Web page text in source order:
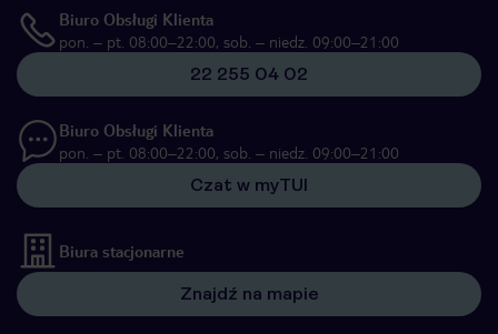
Biuro Obsługi Klienta
pon. – pt. 08:00–22:00, sob. – niedz. 09:00–21:00
22 255 04 02
Biuro Obsługi Klienta
pon. – pt. 08:00–22:00, sob. – niedz. 09:00–21:00
Czat w myTUI
Biura stacjonarne
Znajdź na mapie